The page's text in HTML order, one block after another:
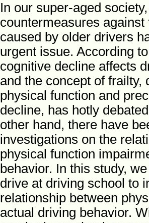
In our super-aged
countermeasures
caused by older drivers
urgent issue. According
cognitive decline affects
and the concept of frailty,
physical function and
decline, has hotly
other hand, there have
investigations on the
physical function
behavior. In this study,
drive at driving school to
relationship between
actual driving behavior.